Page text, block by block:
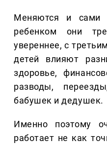
Меняются и сами
ребенком они
увереннее, с
детей влияют
здоровье,
разводы,
бабушек и дедушек.
Именно поэтому
работает не как